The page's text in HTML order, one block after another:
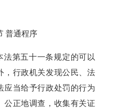
普通程序
法第五十一条规定的可以
，行政机关发现公民、法
应当给予行政处罚的行为
公正地调查，收集有关证